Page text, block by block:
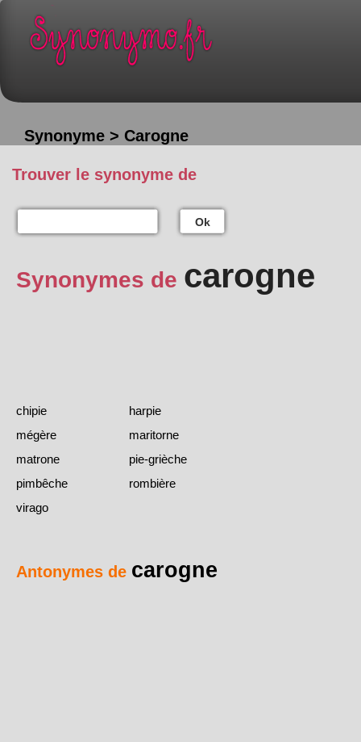
Synonyme > Carogne
Trouver le synonyme de
Ok
Synonymes de carogne
chipie
harpie
mégère
maritorne
matrone
pie-grièche
pimbêche
rombière
virago
Antonymes de carogne